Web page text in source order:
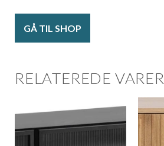
GÅ TIL SHOP
RELATEREDE VARER